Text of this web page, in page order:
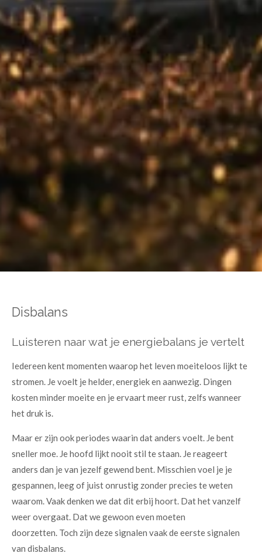
Disbalans
Luisteren naar wat je energiebalans je vertelt
Iedereen kent momenten waarop het leven moeiteloos lijkt te
stromen. Je voelt je helder, energiek en aanwezig. Dingen
kosten minder moeite en je ervaart meer rust, zelfs wanneer
het druk is.
Maar er zijn ook periodes waarin dat anders voelt. Je bent
sneller moe. Je hoofd lijkt nooit stil te staan. Je reageert
anders dan je van jezelf gewend bent. Misschien voel je je
gespannen, leeg of juist onrustig zonder precies te weten
waarom.Vaak denken we dat dit erbij hoort. Dat het vanzelf
weer overgaat. Dat we gewoon even moeten
doorzetten. Toch zijn deze signalen vaak de eerste signalen
van disbalans.